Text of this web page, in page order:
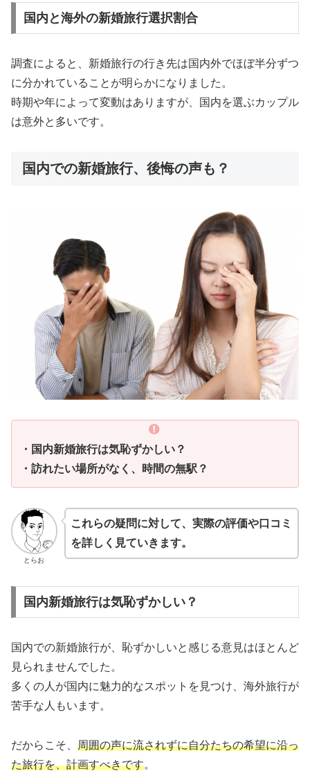
国内と海外の新婚旅行選択割合
調査によると、新婚旅行の行き先は国内外でほぼ半分ずつ
に分かれていることが明らかになりました。
時期や年によって変動はありますが、国内を選ぶカップル
は意外と多いです。
国内での新婚旅行、後悔の声も？
・国内新婚旅行は気恥ずかしい？
・訪れたい場所がなく、時間の無駅？
とらお
これらの疑問に対して、実際の評価や口コミ
を詳しく見ていきます。
国内新婚旅行は気恥ずかしい？
国内での新婚旅行が、恥ずかしいと感じる意見はほとんど
見られませんでした。
多くの人が国内に魅力的なスポットを見つけ、海外旅行が
苦手な人もいます。
だからこそ、 周囲の声に流されずに自分たちの希望に沿っ
た旅行を、計画すべきです。